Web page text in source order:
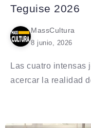
Teguise 2026
MassCultura
8 junio, 2026
Las cuatro intensas
acercar la realidad